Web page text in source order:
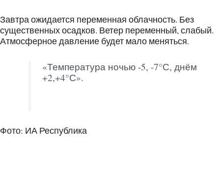
Завтра ожидается переменная облачность. Без
существенных осадков. Ветер переменный, слабый.
Атмосферное давление будет мало меняться.
«Температура ночью -5, -7°С, днём
+2,+4°С».
Фото: ИА Республика